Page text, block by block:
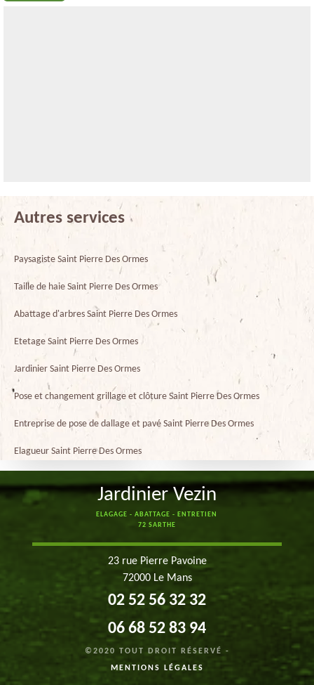
Autres services
Paysagiste Saint Pierre Des Ormes
Taille de haie Saint Pierre Des Ormes
Abattage d'arbres Saint Pierre Des Ormes
Etetage Saint Pierre Des Ormes
Jardinier Saint Pierre Des Ormes
Pose et changement grillage et clôture Saint Pierre Des Ormes
Entreprise de pose de dallage et pavé Saint Pierre Des Ormes
Elagueur Saint Pierre Des Ormes
Jardinier Vezin
ELAGAGE - ABATTAGE - ENTRETIEN
72 SARTHE
23 rue Pierre Pavoine
72000 Le Mans
02 52 56 32 32
06 68 52 83 94
©2020 TOUT DROIT RÉSERVÉ -
MENTIONS LÉGALES